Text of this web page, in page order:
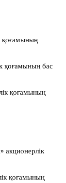
қоғамының
қоғамының бас
қоғамының
акционерлік
қоғамының